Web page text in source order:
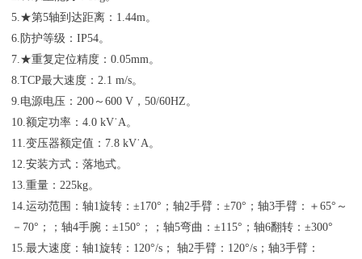
5.★第5轴到达距离：1.44m。
6.防护等级：IP54。
7.★重复定位精度：0.05mm。
8.TCP最大速度：2.1 m/s。
9.电源电压：200～600 V，50/60HZ。
10.额定功率：4.0 kV˙A。
11.变压器额定值：7.8 kV˙A。
12.安装方式：落地式。
13.重量：225kg。
14.运动范围：轴1旋转：±170°；轴2手臂：±70°；轴3手臂：＋65°～
－70°；；轴4手腕：±150°；；轴5弯曲：±115°；轴6翻转：±300°
15.最大速度：轴1旋转：120°/s； 轴2手臂：120°/s；轴3手臂：